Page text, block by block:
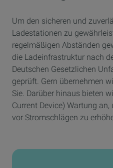
Um den sicheren und
Ladestationen zu
regelmäßigen Abständen
die Ladeinfrastruktur nach
Deutschen Gesetzlichen
geprüft. Gern übernehmen
Sie. Darüber hinaus bieten
Current Device) Wartung
vor Stromschlägen zu